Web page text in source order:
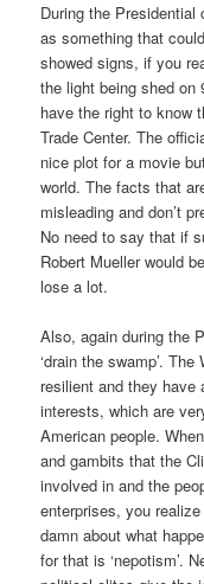
During the Presidential
as something that
showed signs, if you
the light being shed
have the right to know
Trade Center. The
nice plot for a movie
world. The facts that
misleading and don’t
No need to say that if
Robert Mueller would
lose a lot.
Also, again during the
‘drain the swamp’.
resilient and they have
interests, which are
American people.
and gambits that the
involved in and the
enterprises, you
damn about what
for that is ‘nepotism’.